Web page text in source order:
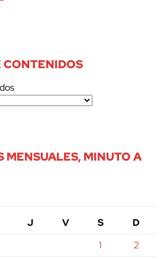
CONTENIDOS
MENSUALES, MINUTO A
J V S
D
1
2